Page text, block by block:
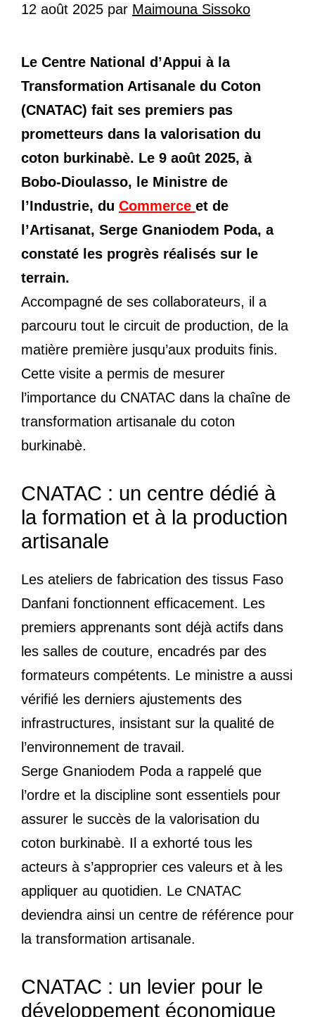
12 août 2025 par Maimouna Sissoko
Le Centre National d’Appui à la
Transformation Artisanale du Coton
(CNATAC) fait ses premiers pas
prometteurs dans la valorisation du
coton burkinabè. Le 9 août 2025, à
Bobo-Dioulasso, le Ministre de
l’Industrie, du Commerce et de
l’Artisanat, Serge Gnaniodem Poda, a
constaté les progrès réalisés sur le
terrain.
Accompagné de ses collaborateurs, il a
parcouru tout le circuit de production, de la
matière première jusqu’aux produits finis.
Cette visite a permis de mesurer
l’importance du CNATAC dans la chaîne de
transformation artisanale du coton
burkinabè.
CNATAC : un centre dédié à
la formation et à la production
artisanale
Les ateliers de fabrication des tissus Faso
Danfani fonctionnent efficacement. Les
premiers apprenants sont déjà actifs dans
les salles de couture, encadrés par des
formateurs compétents. Le ministre a aussi
vérifié les derniers ajustements des
infrastructures, insistant sur la qualité de
l’environnement de travail.
Serge Gnaniodem Poda a rappelé que
l’ordre et la discipline sont essentiels pour
assurer le succès de la valorisation du
coton burkinabè. Il a exhorté tous les
acteurs à s’approprier ces valeurs et à les
appliquer au quotidien. Le CNATAC
deviendra ainsi un centre de référence pour
la transformation artisanale.
CNATAC : un levier pour le
développement économique